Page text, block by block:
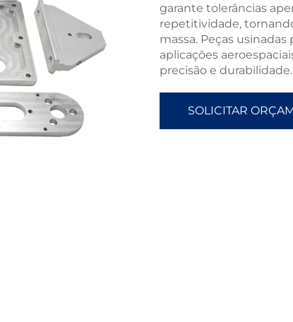
garante tolerâncias
repetitividade,
massa. Peças
aplicações
precisão e durabilidade.
SOLICITAR